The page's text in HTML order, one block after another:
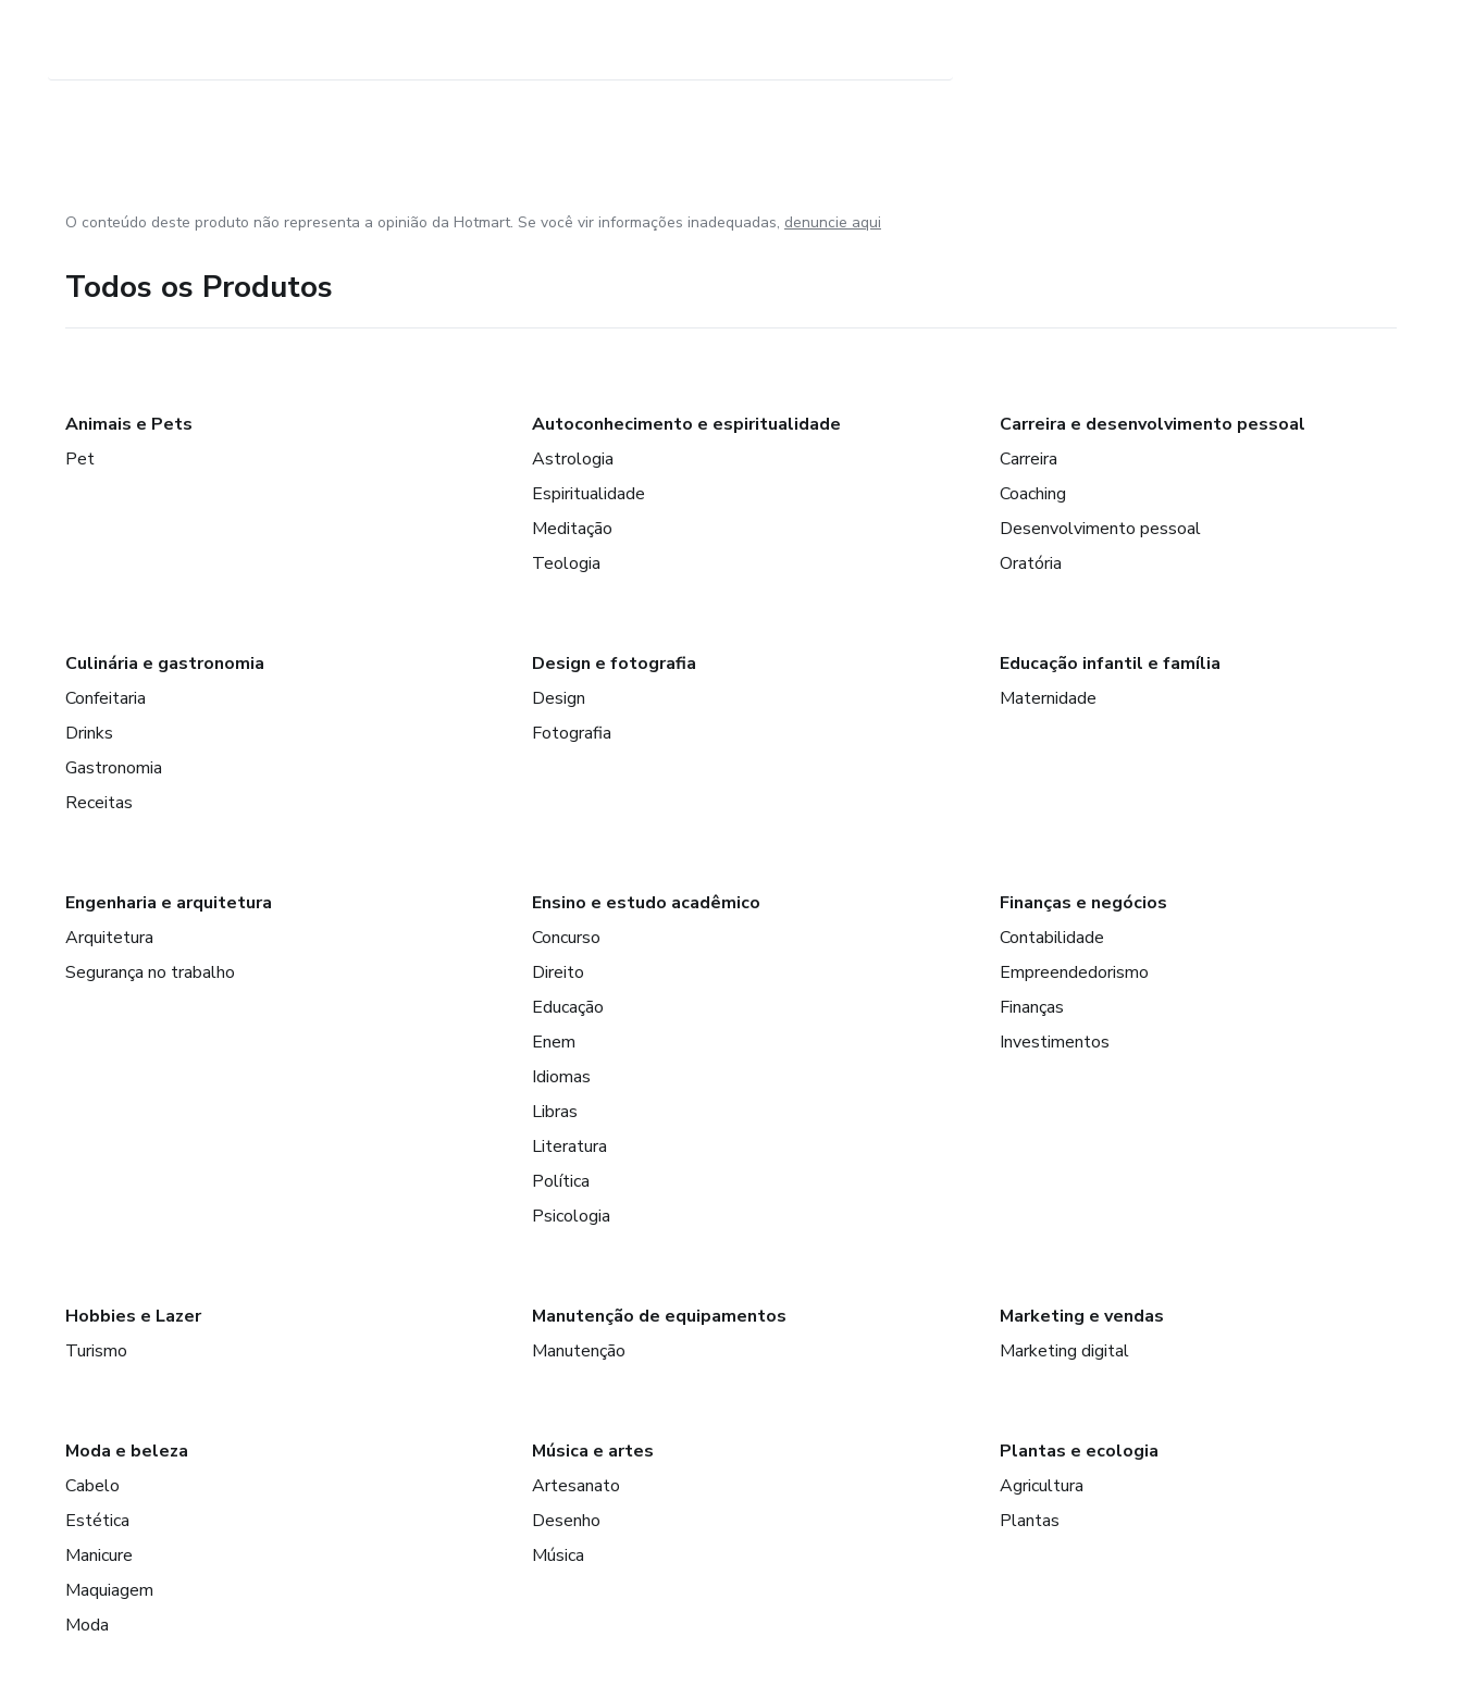
O conteúdo deste produto não representa a opinião da Hotmart. Se você vir informações inadequadas, denuncie aqui
Todos os Produtos
Animais e Pets
Pet
Autoconhecimento e espiritualidade
Astrologia
Espiritualidade
Meditação
Teologia
Carreira e desenvolvimento pessoal
Carreira
Coaching
Desenvolvimento pessoal
Oratória
Culinária e gastronomia
Confeitaria
Drinks
Gastronomia
Receitas
Design e fotografia
Design
Fotografia
Educação infantil e família
Maternidade
Engenharia e arquitetura
Arquitetura
Segurança no trabalho
Ensino e estudo acadêmico
Concurso
Direito
Educação
Enem
Idiomas
Libras
Literatura
Política
Psicologia
Finanças e negócios
Contabilidade
Empreendedorismo
Finanças
Investimentos
Hobbies e Lazer
Turismo
Manutenção de equipamentos
Manutenção
Marketing e vendas
Marketing digital
Moda e beleza
Cabelo
Estética
Manicure
Maquiagem
Moda
Música e artes
Artesanato
Desenho
Música
Plantas e ecologia
Agricultura
Plantas